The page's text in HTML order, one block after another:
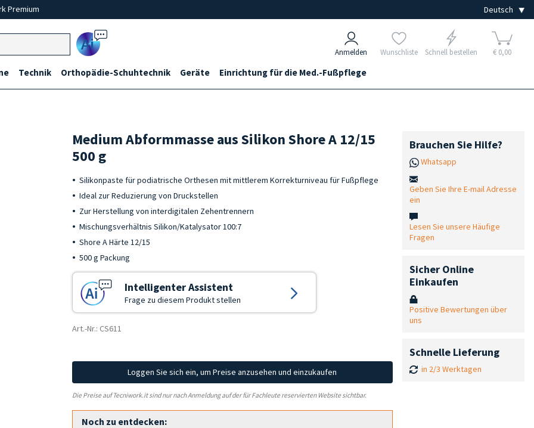
Premium
Ai Anmelden Wunschliste Schnell bestellen € 0,00
Technik Orthopädie-Schuhtechnik Geräte Einrichtung für die Med.-Fußpflege
Medium Abformmasse aus Silikon Shore A 12/15
500 g
Silikonpaste für podiatrische Orthesen mit mittlerem Korrekturniveau für Fußpflege
Ideal zur Reduzierung von Druckstellen
Zur Herstellung von interdigitalen Zehentrennern
Mischungsverhältnis Silikon/Katalysator 100:7
Shore A Härte 12/15
500 g Packung
Intelligenter Assistent
Frage zu diesem Produkt stellen
Art.-Nr.: CS611
Loggen Sie sich ein, um Preise anzusehen und einzukaufen
Die Preise auf Tecniwork.it sind nur nach Anmeldung auf der für Fachleute reservierten Website sichtbar.
Noch zu entdecken:
Brauchen Sie Hilfe?
Whatsapp
Geben Sie Ihre E-mail Adresse
ein
Lesen Sie unsere Häufige
Fragen
Sicher Online
Einkaufen
Positive Bewertungen über
uns
Schnelle Lieferung
in 2/3 Werktagen